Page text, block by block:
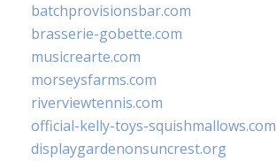
batchprovisionsbar.com
brasserie-gobette.com
musicrearte.com
morseysfarms.com
riverviewtennis.com
official-kelly-toys-squishmallows.com
displaygardenonsuncrest.org